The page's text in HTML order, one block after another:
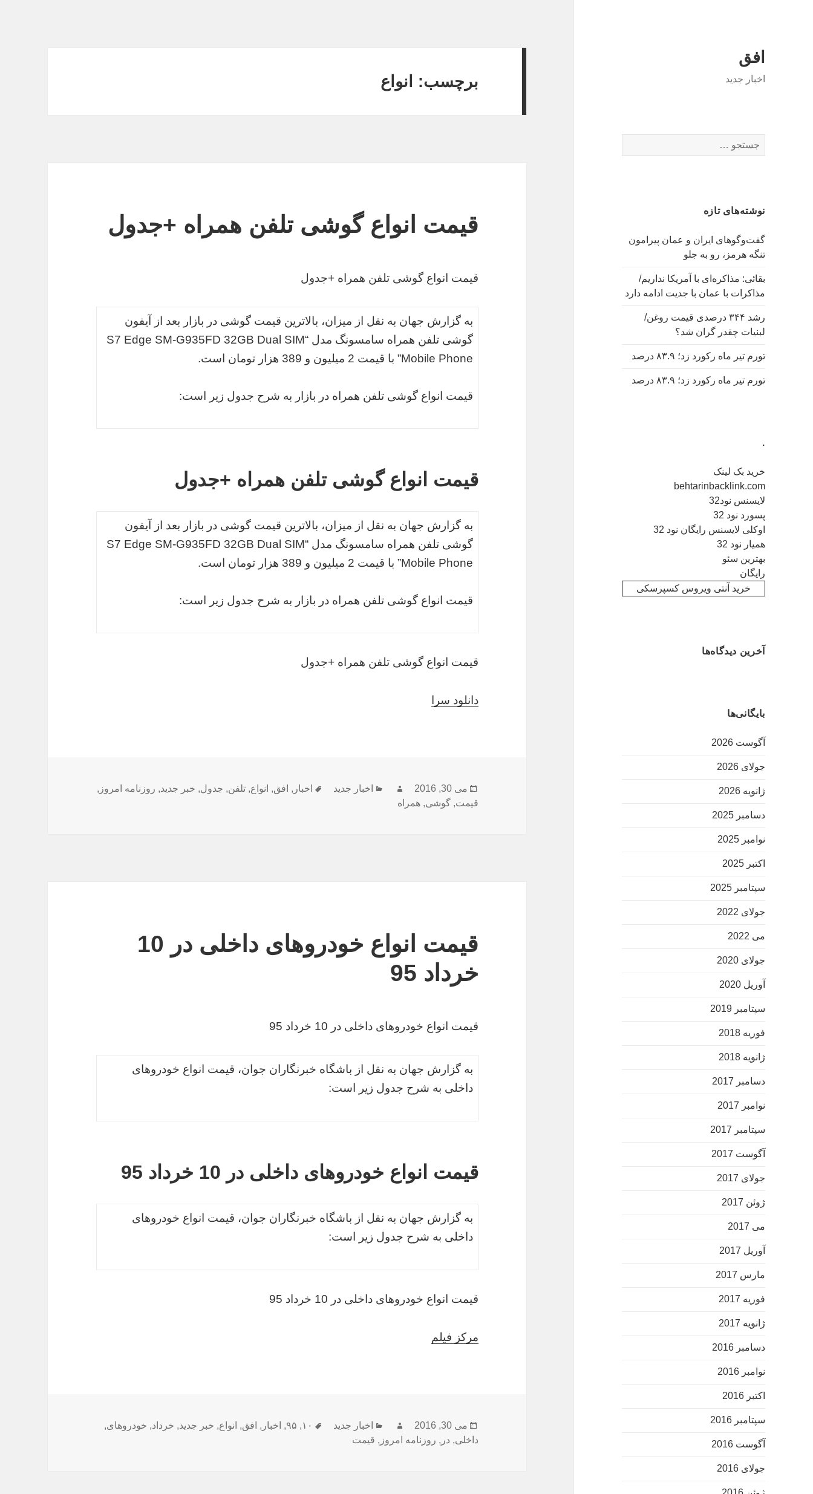
افق
اخبار جدید
برای:
نوشته‌های تازه
گفت‌وگوهای ایران و عمان پیرامون
تنگه هرمز، رو به جلو
بقائی: مذاکره‌ای با آمریکا نداریم/
مذاکرات با عمان با جدیت ادامه دارد
رشد ۳۴۴ درصدی قیمت روغن/
لبنیات چقدر گران شد؟
تورم تیر ماه رکورد زد؛ ۸۳.۹ درصد
تورم تیر ماه رکورد زد؛ ۸۳.۹ درصد
.
خرید بک لینک
behtarinbacklink.com
لایسنس نود32
پسورد نود 32
اوکلی لایسنس رایگان نود 32
همیار نود 32
بهترین سئو
رایگان
خرید آنتی ویروس کسپرسکی
آخرین دیدگاه‌ها
بایگانی‌ها
آگوست 2026
جولای 2026
ژانویه 2026
دسامبر 2025
نوامبر 2025
اکتبر 2025
سپتامبر 2025
جولای 2022
می 2022
جولای 2020
آوریل 2020
سپتامبر 2019
فوریه 2018
ژانویه 2018
دسامبر 2017
نوامبر 2017
سپتامبر 2017
آگوست 2017
جولای 2017
ژوئن 2017
می 2017
آوریل 2017
مارس 2017
فوریه 2017
ژانویه 2017
دسامبر 2016
نوامبر 2016
اکتبر 2016
سپتامبر 2016
آگوست 2016
جولای 2016
برچسب: انواع
قیمت انواع گوشی تلفن همراه +جدول
قیمت انواع گوشی تلفن همراه +جدول
به گزارش جهان به نقل از میزان، بالاترین قیمت گوشی در بازار بعد از آیفون
گوشی تلفن همراه سامسونگ مدل “S7 Edge SM-G935FD 32GB Dual SIM
Mobile Phone” با قیمت 2 میلیون و 389 هزار تومان است.
قیمت انواع گوشی تلفن همراه در بازار به شرح جدول زیر است:
قیمت انواع گوشی تلفن همراه +جدول
به گزارش جهان به نقل از میزان، بالاترین قیمت گوشی در بازار بعد از آیفون
گوشی تلفن همراه سامسونگ مدل “S7 Edge SM-G935FD 32GB Dual SIM
Mobile Phone” با قیمت 2 میلیون و 389 هزار تومان است.
قیمت انواع گوشی تلفن همراه در بازار به شرح جدول زیر است:
قیمت انواع گوشی تلفن همراه +جدول
دانلود سرا
ارسال
شده
می 30, 2016 نویسندهدسته‌ها
اخبار جدید برچسب‌ها
اخبار , افق, انواع,تلفن, جدول, خبر جدید, روزنامه امروز ,
قیمت,گوشی,همراه
قیمت انواع خودروهای داخلی در 10
خرداد 95
قیمت انواع خودروهای داخلی در 10 خرداد 95
به گزارش جهان به نقل از باشگاه خبرنگاران جوان، قیمت انواع خودروهای
داخلی به شرح جدول زیر است:
قیمت انواع خودروهای داخلی در 10 خرداد 95
به گزارش جهان به نقل از باشگاه خبرنگاران جوان، قیمت انواع خودروهای
داخلی به شرح جدول زیر است:
قیمت انواع خودروهای داخلی در 10 خرداد 95
مرکز فیلم
ارسال
شده
می 30, 2016 نویسندهدسته‌ها
اخبار جدید برچسب‌ها
۱۰, ۹۵, اخبار , افق, انواع, خبر جدید, خرداد, خودروهای,
داخلی, در , روزنامه امروز , قیمت